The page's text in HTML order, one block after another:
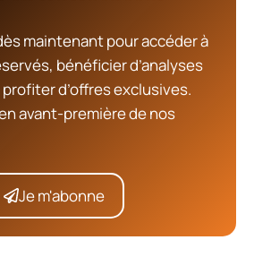
maintenant pour accéder à
bénéficier d’analyses
d’offres exclusives.
avant-première de nos
Je m'abonne